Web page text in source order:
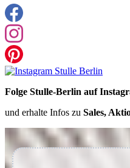
Folge Stulle-Berlin auf
und erhalte Infos zu Sales,